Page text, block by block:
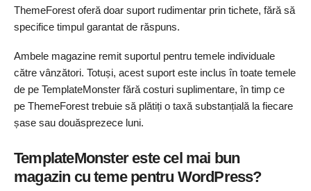
ThemeForest oferă doar suport rudimentar prin tichete, fără să
specifice timpul garantat de răspuns.
Ambele magazine remit suportul pentru temele individuale
către vânzători. Totuși, acest suport este inclus în toate temele
de pe TemplateMonster fără costuri suplimentare, în timp ce
pe ThemeForest trebuie să plătiți o taxă substanțială la fiecare
șase sau douăsprezece luni.
TemplateMonster este cel mai bun
magazin cu teme pentru WordPress?